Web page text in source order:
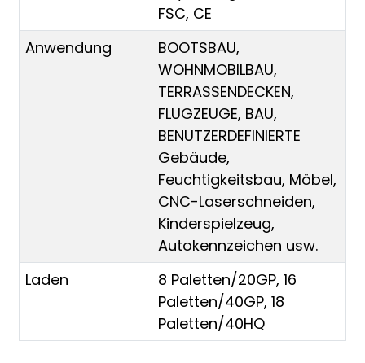
FSC, CE
Anwendung
BOOTSBAU,
WOHNMOBILBAU,
TERRASSENDECKEN,
FLUGZEUGE, BAU,
BENUTZERDEFINIERTE
Gebäude,
Feuchtigkeitsbau, Möbel,
CNC-Laserschneiden,
Kinderspielzeug,
Autokennzeichen usw.
Laden
8 Paletten/20GP, 16
Paletten/40GP, 18
Paletten/40HQ